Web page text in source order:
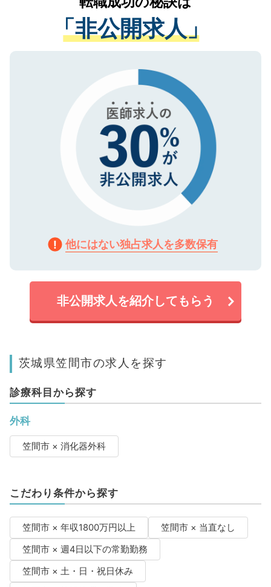
管理基準を満たした事業者のみに付与され
る、プライバシーマークを取得済みです。
で、機密保持に関してもご安心ください。
経験をまじえながら、適切なアドバイスを
させていただきます。すぐにご転職をされ
ない方には、長期的なサポートが可能です
ので、まずはご登録ください。
「非公開求人」
他にはない独占求人を多数保有
非公開求人を紹介してもらう
茨城県笠間市の求人を探す
診療科目から探す
外科
笠間市 × 消化器外科
こだわり条件から探す
笠間市 × 年収1800万円以上
笠間市 × 当直なし
笠間市 × 週4日以下の常勤勤務
笠間市 × 土・日・祝日休み